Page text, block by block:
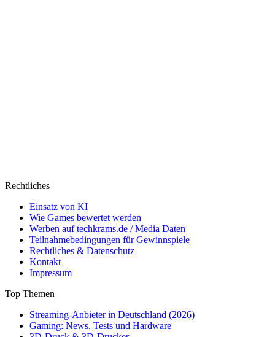
Rechtliches
Einsatz von KI
Wie Games bewertet werden
Werben auf techkrams.de / Media Daten
Teilnahmebedingungen für Gewinnspiele
Rechtliches & Datenschutz
Kontakt
Impressum
Top Themen
Streaming-Anbieter in Deutschland (2026)
Gaming: News, Tests und Hardware